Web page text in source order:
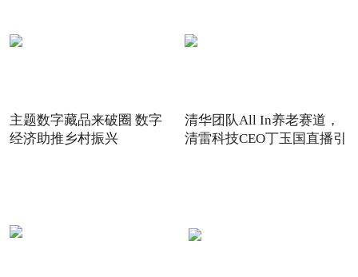
主题数字藏品来破圈 数字
经济助推乡村振兴
清华团队All In养老赛道，
清雷科技CEO丁玉国直播引